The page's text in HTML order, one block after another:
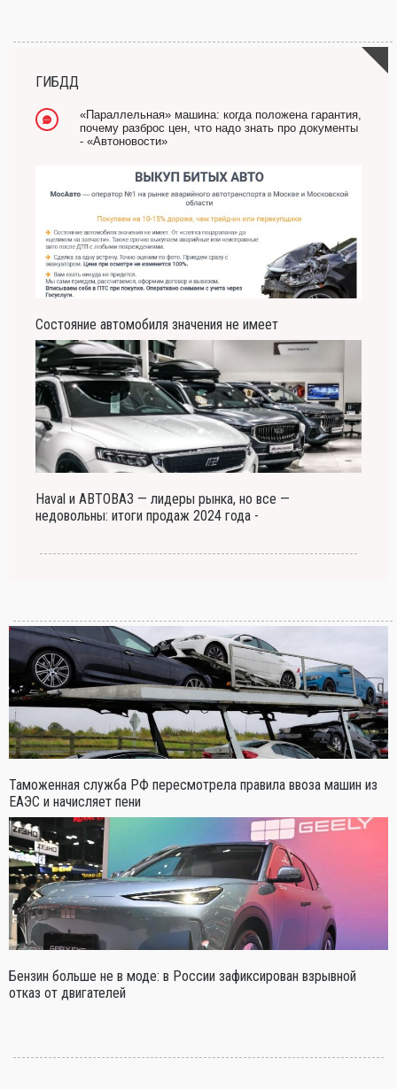
ГИБДД
«Параллельная» машина: когда положена гарантия,
почему разброс цен, что надо знать про документы
- «Автоновости»
Состояние автомобиля значения не имеет
Haval и АВТОВАЗ — лидеры рынка, но все —
недовольны: итоги продаж 2024 года -
Таможенная служба РФ пересмотрела правила ввоза машин из
ЕАЭС и начисляет пени
Бензин больше не в моде: в России зафиксирован взрывной
отказ от двигателей